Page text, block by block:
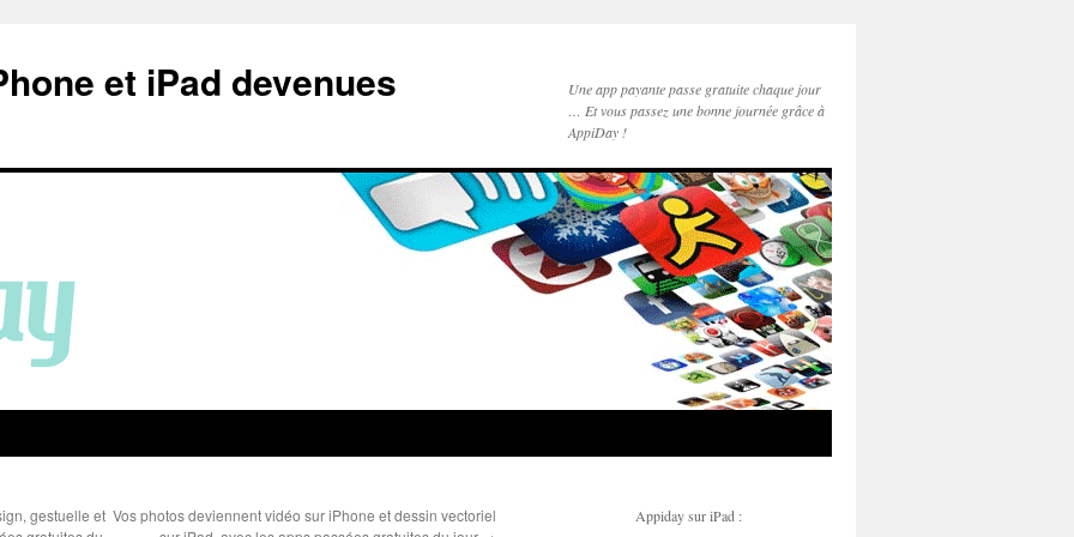
et iPad devenues
Une app payante passe gratuite chaque jour
… Et vous passez une bonne journée grâce à
AppiDay !
gestuelle et Vos photos deviennent vidéo sur iPhone et dessin vectoriel
Appiday sur iPad :